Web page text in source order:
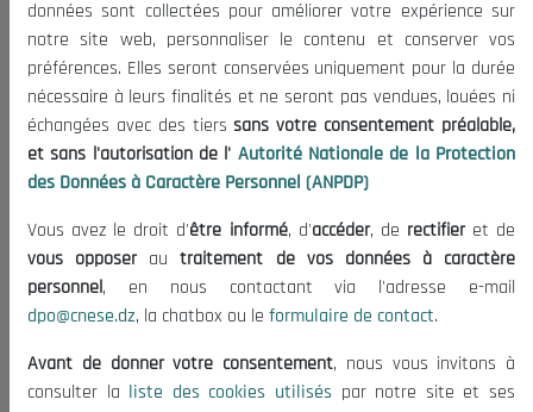
Le CNESE
A Propos
Le président
Organisation
Publications
Informations utiles
Appels d'offres et Consultations
Mentions Légales
Conditions d'Utilisation
Politique de Protection des Données
données sont collectées pour améliorer votre expérience sur
notre site web, personnaliser le contenu et conserver vos
préférences. Elles seront conservées uniquement pour la durée
nécessaire à leurs finalités et ne seront pas vendues, louées ni
échangées avec des tierssans votre consentement préalable,
et sans l'autorisation de l' Autorité Nationale de la Protection
des Données à Caractère Personnel (ANPDP)
Vous avez le droit d'être informé, d'accéder, de rectifieret de
vous opposerautraitement de vos données à caractère
personnel, en nous contactant via l'adresse e-mail
dpo@cnese.dz, la chatbox ou le formulaire de contact.
Avant de donner votre consentement, nous vous invitons à
consulter la liste des cookies utilisés par notre site et ses